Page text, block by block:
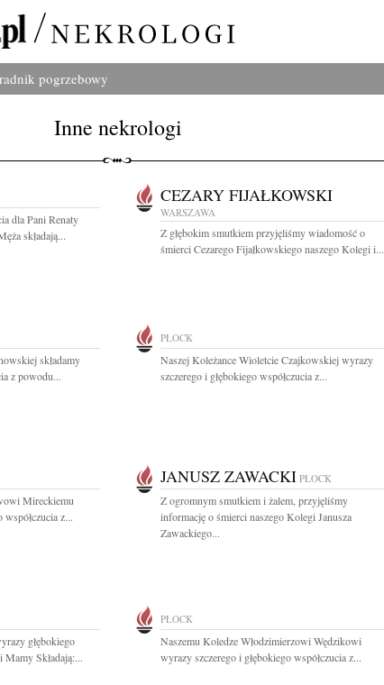
pogrzebowy
Inne nekrologi
dla Pani Renaty
składają...
CEZARY FIJAŁKOWSKI
WARSZAWA
Z głębokim smutkiem przyjęliśmy wiadomość o
śmierci Cezarego Fijałkowskiego naszego Kolegi i...
składamy
z powodu...
PŁOCK
Naszej Koleżance Wioletcie Czajkowskiej wyrazy
szczerego i głębokiego współczucia z...
Mireckiemu
współczucia z...
JANUSZ ZAWACKI PŁOCK
Z ogromnym smutkiem i żalem, przyjęliśmy
informację o śmierci naszego Kolegi Janusza
Zawackiego...
głębokiego
Mamy Składają:...
PŁOCK
Naszemu Koledze Włodzimierzowi Wędzikowi
wyrazy szczerego i głębokiego współczucia z...